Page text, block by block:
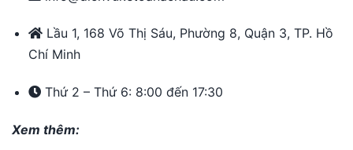
Lầu 1, 168 Võ Thị Sáu, Phường 8, Quận 3, TP. Hồ
Chí Minh
Thứ 2 – Thứ 6: 8:00 đến 17:30
Xem thêm: